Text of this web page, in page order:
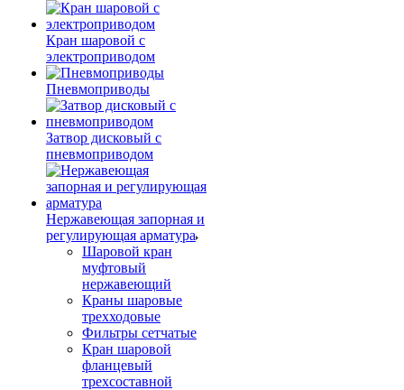
Кран шаровой с
электроприводом
Пневмоприводы
Затвор дисковый с
пневмоприводом
Нержавеющая запорная и
регулирующая арматура
Шаровой кран
муфтовый
нержавеющий
Краны шаровые
трехходовые
Фильтры сетчатые
Кран шаровой
фланцевый
трехсоставной